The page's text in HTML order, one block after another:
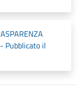
Pubblicato il